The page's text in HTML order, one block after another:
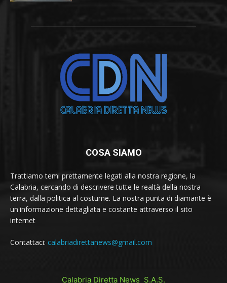
COSA SIAMO
Trattiamo temi prettamente legati alla nostra regione, la
Calabria, cercando di descrivere tutte le realtà della nostra
terra, dalla politica al costume. La nostra punta di diamante è
un'informazione dettagliata e costante attraverso il sito
internet
Contattaci: calabriadirettanews@gmail.com
Calabria Diretta News S.A.S.